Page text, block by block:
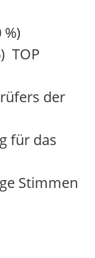
TOP
der
für das
Stimmen